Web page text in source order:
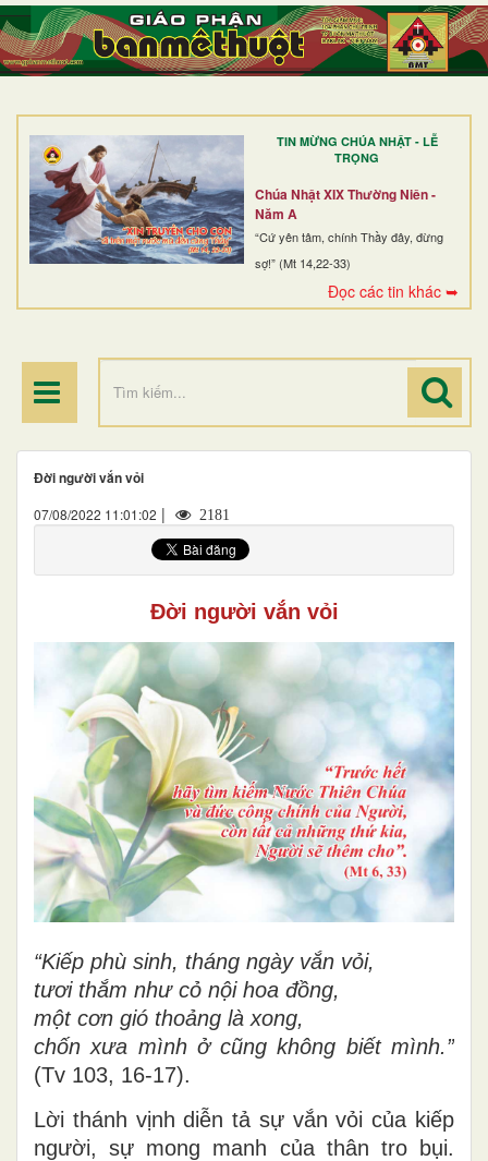
TIN MỪNG CHÚA NHẬT - LỄ
TRỌNG
Chúa Nhật XIX Thường Niên -
Năm A
“Cứ yên tâm, chính Thầy đây, đừng
sợ!” (Mt 14,22-33)
Đọc các tin khác ➥
TRANG NHẤT
GIỚI THIỆU
DÒNG TU
BAN MỤC VỤ
ĐOÀN THỂ CG
Đời người vắn vỏi
07/08/2022 11:01:02 | 2181
Đời người vắn vỏi
“Kiếp phù sinh, tháng ngày vắn vỏi,
tươi thắm như cỏ nội hoa đồng,
một cơn gió thoảng là xong,
chốn xưa mình ở cũng không biết mình.”
(Tv 103, 16-17).
Lời thánh vịnh diễn tả sự vắn vỏi của kiếp
người, sự mong manh của thân tro bụi.